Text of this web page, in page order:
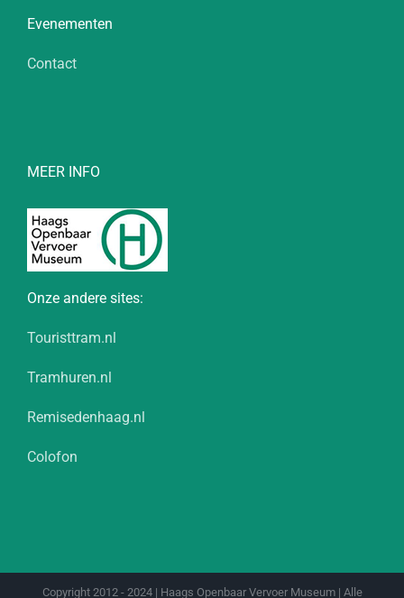
Evenementen
Contact
MEER INFO
Onze andere sites:
Touristtram.nl
Tramhuren.nl
Remisedenhaag.nl
Colofon
Copyright 2012 - 2024 | Haags Openbaar Vervoer Museum | Alle